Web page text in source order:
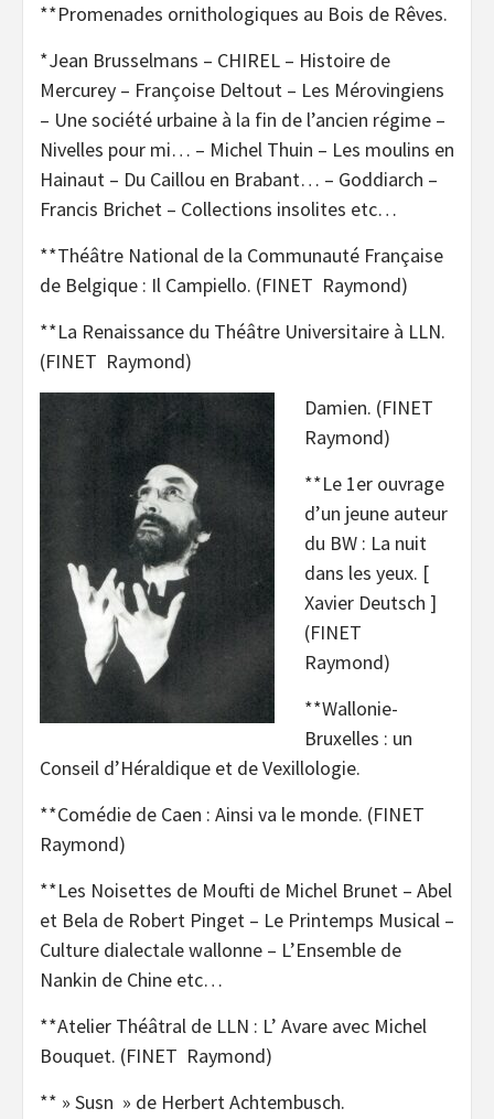
**Promenades ornithologiques au Bois de Rêves.
*Jean Brusselmans – CHIREL – Histoire de
Mercurey – Françoise Deltout – Les Mérovingiens
– Une société urbaine à la fin de l’ancien régime –
Nivelles pour mi… – Michel Thuin – Les moulins en
Hainaut – Du Caillou en Brabant… – Goddiarch –
Francis Brichet – Collections insolites etc…
**Théâtre National de la Communauté Française
de Belgique : Il Campiello. (FINET Raymond)
**La Renaissance du Théâtre Universitaire à LLN.
(FINET Raymond)
Damien. (FINET
Raymond)
**Le 1er ouvrage
d’un jeune auteur
du BW : La nuit
dans les yeux. [
Xavier Deutsch ]
(FINET
Raymond)
**Wallonie-
Bruxelles : un
Conseil d’Héraldique et de Vexillologie.
**Comédie de Caen : Ainsi va le monde. (FINET
Raymond)
**Les Noisettes de Moufti de Michel Brunet – Abel
et Bela de Robert Pinget – Le Printemps Musical –
Culture dialectale wallonne – L’Ensemble de
Nankin de Chine etc…
**Atelier Théâtral de LLN : L’ Avare avec Michel
Bouquet. (FINET Raymond)
** » Susn » de Herbert Achtembusch.